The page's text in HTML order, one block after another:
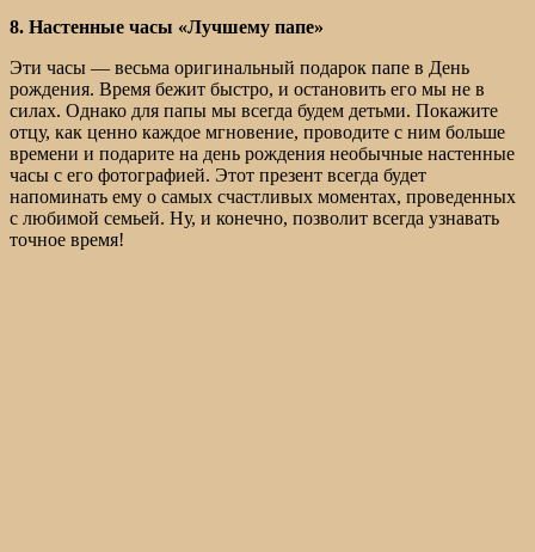
8. Настенные часы «Лучшему папе»
Эти часы — весьма оригинальный подарок папе в День
рождения. Время бежит быстро, и остановить его мы не в
силах. Однако для папы мы всегда будем детьми. Покажите
отцу, как ценно каждое мгновение, проводите с ним больше
времени и подарите на день рождения необычные настенные
часы с его фотографией. Этот презент всегда будет
напоминать ему о самых счастливых моментах, проведенных
с любимой семьей. Ну, и конечно, позволит всегда узнавать
точное время!